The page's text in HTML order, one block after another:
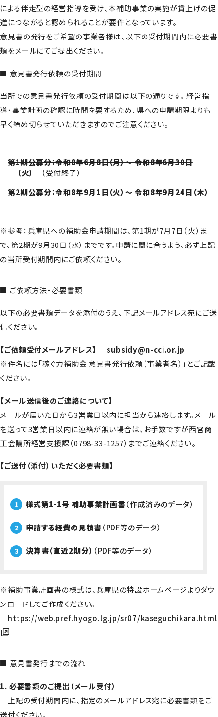
による伴走型の経営指導を受け、本補助事業の実施が賃上げの促
進につながると認められることが要件となっています。
意見書の発行をご希望の事業者様は、以下の受付期間内に必要書
類をメールにてご提出ください。
■ 意見書発行依頼の受付期間
当所での意見書発行依頼の受付期間は以下の通りです。 経営指
導・事業計画の確認に時間を要するため、県への申請期限よりも
早く締め切らせていただきますのでご注意ください。
第1期公募分：令和8年6月8日（月）～ 令和8年6月30日
（火）（受付終了）
第2期公募分：令和8年9月1日（火）～ 令和8年9月24日（木）
※参考：兵庫県への補助金申請期間は、第1期が7月7日（火）ま
で、第2期が9月30日（水）までです。申請に間に合うよう、必ず上記
の当所受付期間内にご依頼ください。
■ ご依頼方法・必要書類
以下の必要書類データを添付のうえ、下記メールアドレス宛にご送
信ください。
【ご依頼受付メールアドレス】
subsidy@n-cci.or.jp
※件名には「稼ぐ力補助金 意見書発行依頼（事業者名）」とご記載
ください。
【メール送信後のご連絡について】
メールが届いた日から3営業日以内に担当から連絡します。メール
を送って3営業日以内に連絡が無い場合は、お手数ですが西宮商
工会議所経営支援課（0798-33-1257）までご連絡ください。
【ご送付（添付）いただく必要書類】
様式第1-1号 補助事業計画書（作成済みのデータ）
申請する経費の見積書（PDF等のデータ）
決算書（直近2期分） （PDF等のデータ）
※補助事業計画書の様式は、兵庫県の特設ホームページよりダウ
ンロードしてご作成ください。
https://web.pref.hyogo.lg.jp/sr07/kaseguchikara.html
■ 意見書発行までの流れ
1. 必要書類のご提出（メール受付）
上記の受付期間内に、指定のメールアドレス宛に必要書類をご
送付ください。